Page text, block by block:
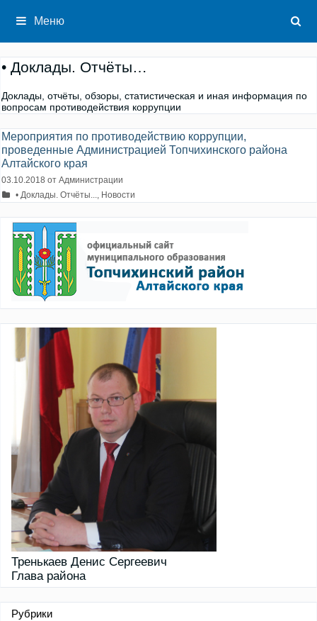
содержимому
Меню
• Доклады. Отчёты…
Доклады, отчёты, обзоры, статистическая и иная информация по
вопросам противодействия коррупции
Мероприятия по противодействию коррупции,
проведенные Администрацией Топчихинского района
Алтайского края
03.10.2018 от Администрации
Рубрики
• Доклады. Отчёты..., Новости
Тренькаев Денис Сергеевич
Глава района
Рубрики